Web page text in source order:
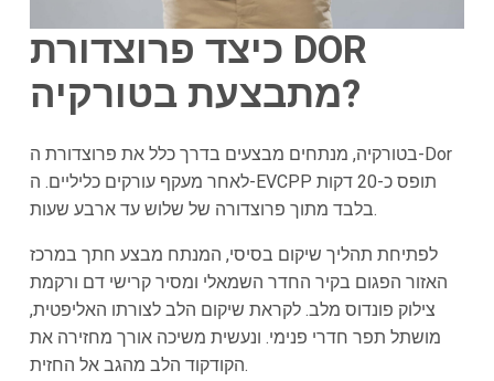
כיצד פרוצדורת DOR
מתבצעת בטורקיה?
בטורקיה, מנתחים מבצעים בדרך כלל את פרוצדורת ה-Dor
לאחר מעקף עורקים כליליים. ה-EVCPP תופס כ-20 דקות
בלבד מתוך פרוצדורה של שלוש עד ארבע שעות.
לפתיחת תהליך שיקום בסיסי, המנתח מבצע חתך במרכז
האזור הפגום בקיר החדר השמאלי ומסיר קרישי דם ורקמת
צילוק פונדוס מלב. לקראת שיקום הלב לצורתו האליפטית,
מושתל תפר חדרי פנימי. ונעשית משיכה אורך מחזירה את
הקודקוד הלב מהגב אל החזית.